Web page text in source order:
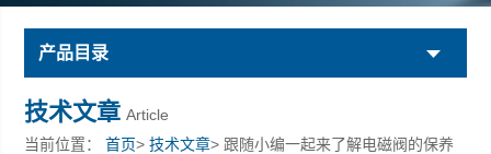
产品目录
技术文章 Article
当前位置：首页>技术文章> 跟随小编一起来了解电磁阀的保养